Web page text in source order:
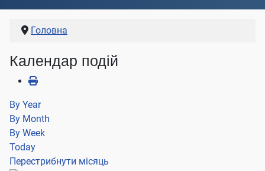
Головна
Календар подій
By Year
By Month
By Week
Today
Перестрибнути місяць